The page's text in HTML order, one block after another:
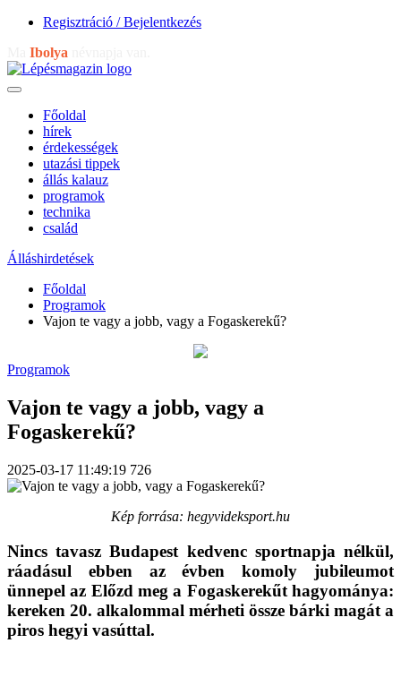
Regisztráció / Bejelentkezés
Ibolya
Főoldal
hírek
érdekességek
utazási tippek
állás kalauz
programok
technika
család
Álláshirdetések
Főoldal
Programok
Vajon te vagy a jobb, vagy a Fogaskerekű?
Programok
Vajon te vagy a jobb, vagy a
Fogaskerekű?
2025-03-17 11:49:19 726
Kép forrása: hegyvideksport.hu
Nincs tavasz Budapest kedvenc sportnapja nélkül,
ráadásul ebben az évben komoly jubileumot
ünnepel az Előzd meg a Fogaskerekűt hagyománya:
kereken 20. alkalommal mérheti össze bárki magát a
piros hegyi vasúttal.